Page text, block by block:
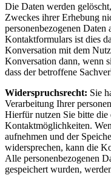
Die Daten werden
Zweckes ihrer Erhebung
personenbezogenen Daten
Kontaktformulars ist dies
Konversation mit dem
Konversation dann, wenn
dass der betroffene
Widerspruchsrecht: Sie
Verarbeitung Ihrer
Hierfür nutzen Sie bitte die
Kontaktmöglichkeiten.
aufnehmen und der
widersprechen, kann die
Alle personenbezogenen
gespeichert wurden,